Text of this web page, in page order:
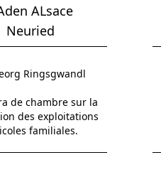
ALsace
Neuried
Ringsgwandl
de chambre sur la
des exploitations
familiales.